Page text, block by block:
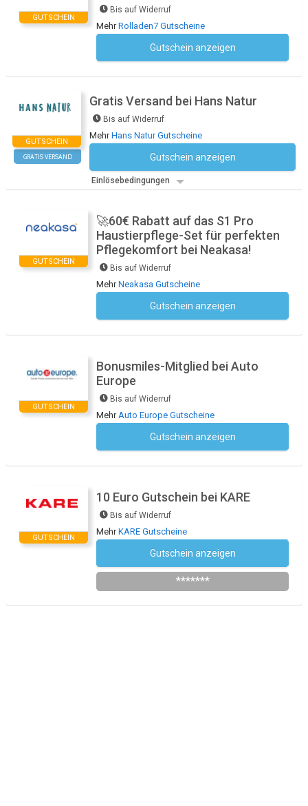
GUTSCHEIN
Bis auf Widerruf
MehrRolladen7 Gutscheine
Gutschein anzeigen
GUTSCHEIN
GRATIS VERSAND
Gratis Versand bei Hans Natur
Bis auf Widerruf
MehrHans Natur Gutscheine
Gutschein anzeigen
Einlösebedingungen
GUTSCHEIN
🚀60€ Rabatt auf das S1 Pro
Haustierpflege-Set für perfekten
Pflegekomfort bei Neakasa!
Bis auf Widerruf
MehrNeakasa Gutscheine
Gutschein anzeigen
GUTSCHEIN
Bonusmiles-Mitglied bei Auto
Europe
Bis auf Widerruf
MehrAuto Europe Gutscheine
Gutschein anzeigen
GUTSCHEIN
10 Euro Gutschein bei KARE
Bis auf Widerruf
MehrKARE Gutscheine
Gutschein anzeigen
*******